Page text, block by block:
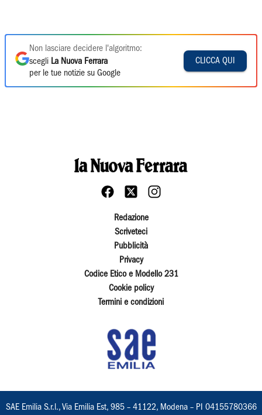
Non lasciare decidere l'algoritmo:
scegli La Nuova Ferrara
per le tue notizie su Google
CLICCA QUI
Redazione
Scriveteci
Pubblicità
Privacy
Codice Etico e Modello 231
Cookie policy
Termini e condizioni
SAE Emilia S.r.l., Via Emilia Est, 985 – 41122, Modena – PI 04155780366